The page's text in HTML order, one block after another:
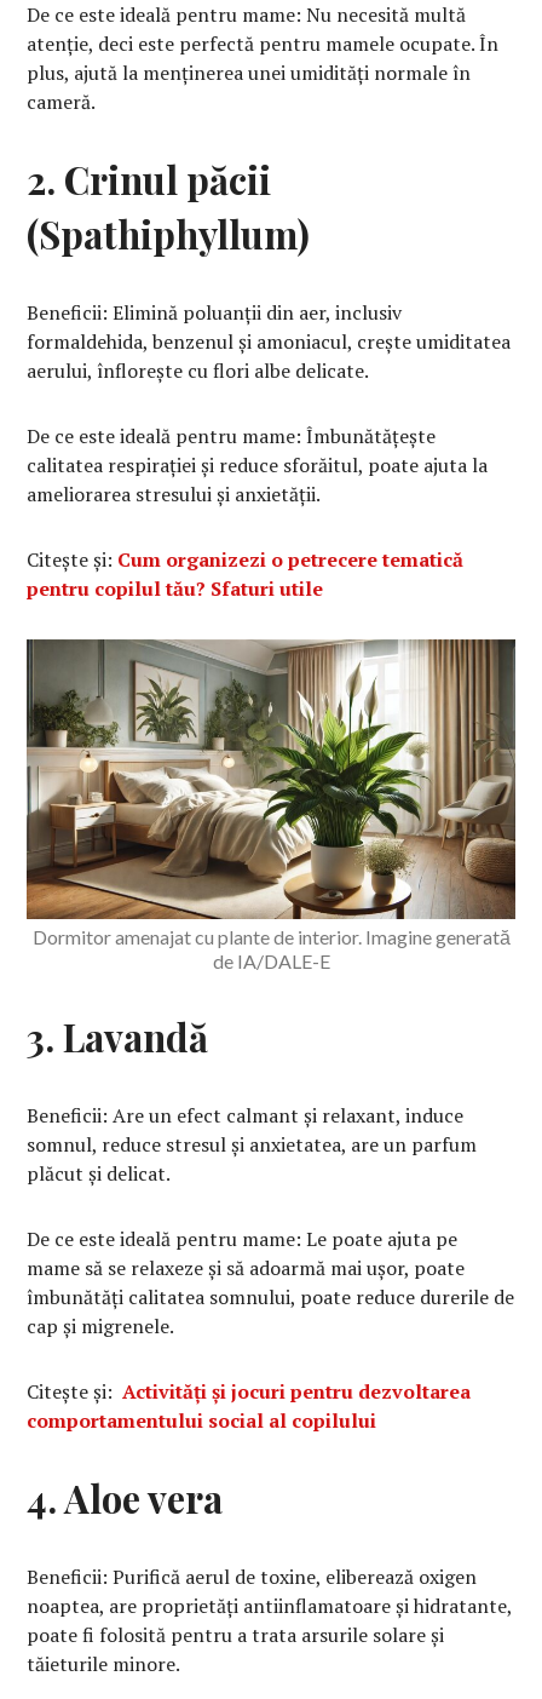
De ce este ideală pentru mame: Nu necesită multă
atenție, deci este perfectă pentru mamele ocupate. În
plus, ajută la menținerea unei umidități normale în
cameră.
2. Crinul păcii
(Spathiphyllum)
Beneficii: Elimină poluanții din aer, inclusiv
formaldehida, benzenul și amoniacul, crește umiditatea
aerului, înflorește cu flori albe delicate.
De ce este ideală pentru mame: Îmbunătățește
calitatea respirației și reduce sforăitul, poate ajuta la
ameliorarea stresului și anxietății.
Citește și: Cum organizezi o petrecere tematică
pentru copilul tău? Sfaturi utile
Dormitor amenajat cu plante de interior. Imagine generată
de IA/DALE-E
3. Lavandă
Beneficii: Are un efect calmant și relaxant, induce
somnul, reduce stresul și anxietatea, are un parfum
plăcut și delicat.
De ce este ideală pentru mame: Le poate ajuta pe
mame să se relaxeze și să adoarmă mai ușor, poate
îmbunătăți calitatea somnului, poate reduce durerile de
cap și migrenele.
Citește și:Activități și jocuri pentru dezvoltarea
comportamentului social al copilului
4. Aloe vera
Beneficii: Purifică aerul de toxine, eliberează oxigen
noaptea, are proprietăți antiinflamatoare și hidratante,
poate fi folosită pentru a trata arsurile solare și
tăieturile minore.